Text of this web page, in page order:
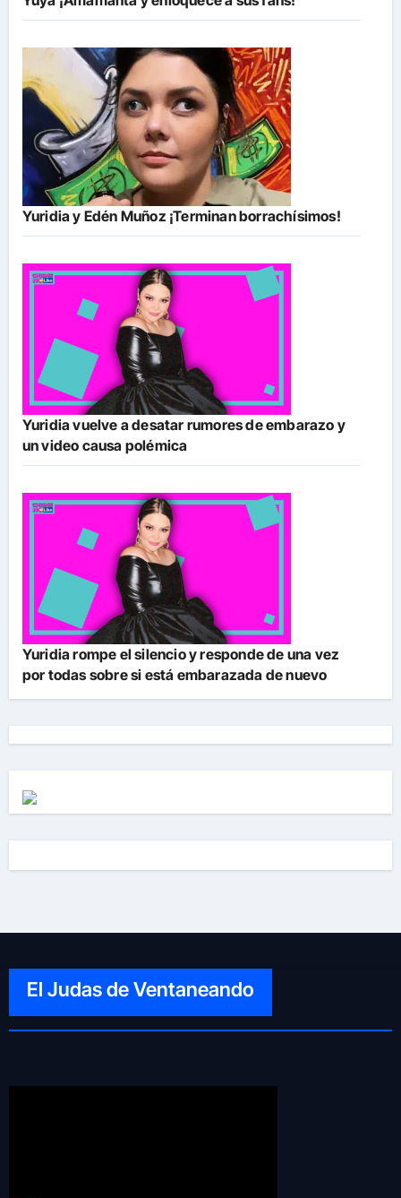
Yuridia y Edén Muñoz ¡Terminan borrachísimos!
Yuridia vuelve a desatar rumores de embarazo y
un video causa polémica
Yuridia rompe el silencio y responde de una vez
por todas sobre si está embarazada de nuevo
El Judas de Ventaneando